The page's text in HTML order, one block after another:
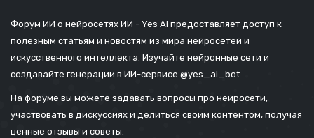
Форум ИИ о нейросетях ИИ - Yes Ai предоставляет доступ к
полезным статьям и новостям из мира нейросетей и
искусственного интеллекта. Изучайте нейронные сети и
создавайте генерации в ИИ-сервисе @yes_ai_bot
На форуме вы можете задавать вопросы про нейросети,
участвовать в дискуссиях и делиться своим контентом, получая
ценные отзывы и советы.